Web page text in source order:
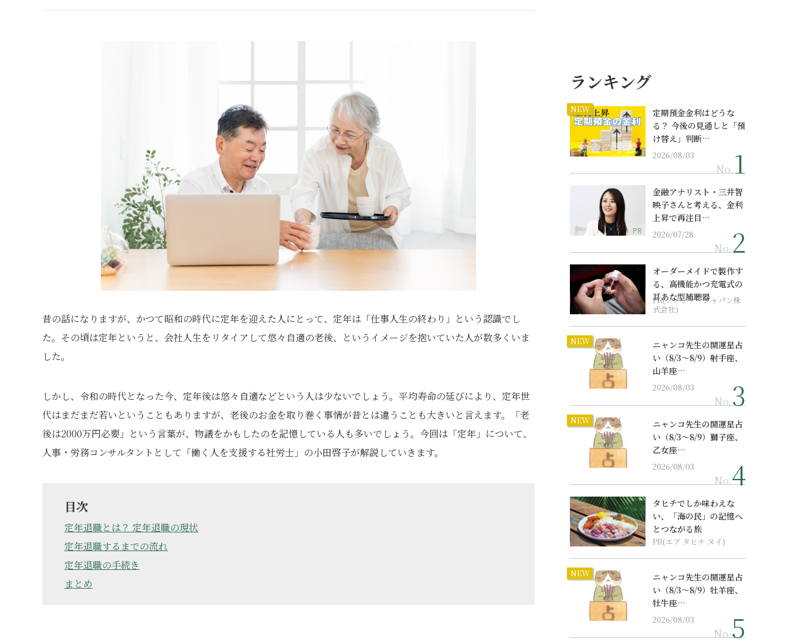
昔の話になりますが、かつて昭和の時代に定年を迎えた人にとって、定年は「仕事人生の終わり」という認識でし
た。その頃は定年というと、会社人生をリタイアして悠々自適の老後、というイメージを抱いていた人が数多くいま
した。
しかし、令和の時代となった今、定年後は悠々自適などという人は少ないでしょう。平均寿命の延びにより、定年世
代はまだまだ若いということもありますが、老後のお金を取り巻く事情が昔とは違うことも大きいと言えます。「老
後は2000万円必要」という言葉が、物議をかもしたのを記憶している人も多いでしょう。今回は「定年」について、
人事・労務コンサルタントとして「働く人を支援する社労士」の小田啓子が解説していきます。
目次
定年退職とは？ 定年退職の現状
定年退職するまでの流れ
定年退職の手続き
まとめ
ランキング
NEW
定期預金金利はどうな
る？ 今後の見通しと「預
け替え」判断…
2026/08/03
No.
PR
金融アナリスト・三井智
映子さんと考える、金利
上昇で再注目…
2026/07/28
No.
オーダーメイドで製作す
る、高機能かつ充電式の
耳あな型補聴器
PR(ソノヴァ・ジャパン株
式会社)
NEW
ニャンコ先生の開運星占
い（8/3～8/9）射手座、
山羊座…
2026/08/03
No.
NEW
ニャンコ先生の開運星占
い（8/3～8/9）獅子座、
乙女座…
2026/08/03
No.
タヒチでしか味わえな
い、「海の民」の記憶へ
とつながる旅
PR(エア タヒチ ヌイ)
NEW
ニャンコ先生の開運星占
い（8/3～8/9）牡羊座、
牡牛座…
2026/08/03
No.